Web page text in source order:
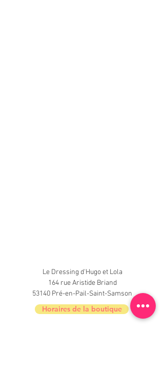
Le Dressing d'Hugo et Lola
164 rue Aristide Briand
53140 Pré-en-Pail-Saint-Samson
Horaires de la boutique